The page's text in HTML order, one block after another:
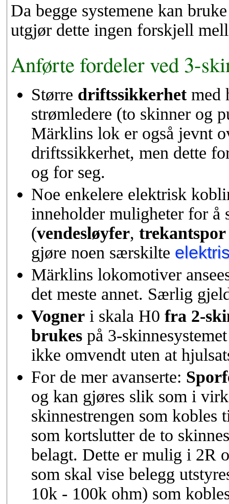
Da begge systemene kan
utgjør dette ingen forskjell
Anførte fordeler ved 3-
Større driftssikkerhetmed
strømledere (to skinner og
Märklins lok er også jevnt
driftssikkerhet, men dette
og for seg.
Noe enkelere elektrisk
inneholder muligheter for å
(vendesløyfer, trekantspor
gjøre noen særskilte
Märklins lokomotiver
det meste annet. Særlig
Vogneri skala H0 fra 2-
brukespå 3-
ikke omvendt uten at
For de mer avanserte:
og kan gjøres slik som i
skinnestrengen som
som kortslutter de to
belagt. Dette er mulig i 2R
som skal vise belegg
10k - 100k ohm) som